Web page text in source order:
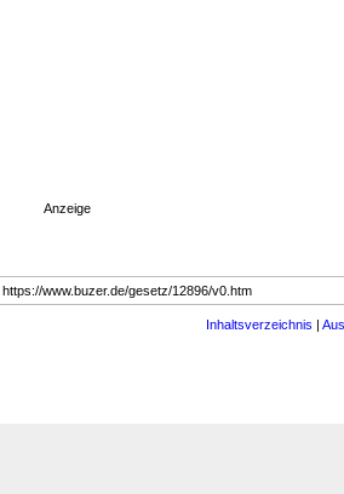
Anzeige
https://www.buzer.de/gesetz/12896/v0.htm
Inhaltsverzeichnis |